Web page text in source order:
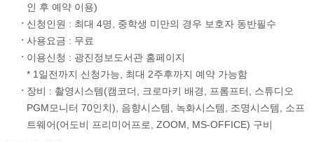
인 후 예약 이용)
신청인원 : 최대 4명, 중학생 미만의 경우 보호자 동반필수
사용요금 : 무료
이용신청 : 광진정보도서관 홈페이지
* 1일전까지 신청가능, 최대 2주후까지 예약 가능함
장비 : 촬영시스템(캠코더, 크로마키 배경, 프롬프터, 스튜디오
PGM모니터 70인치), 음향시스템, 녹화시스템, 조명시스템, 소프
트웨어(어도비 프리미어프로, ZOOM, MS-OFFICE) 구비